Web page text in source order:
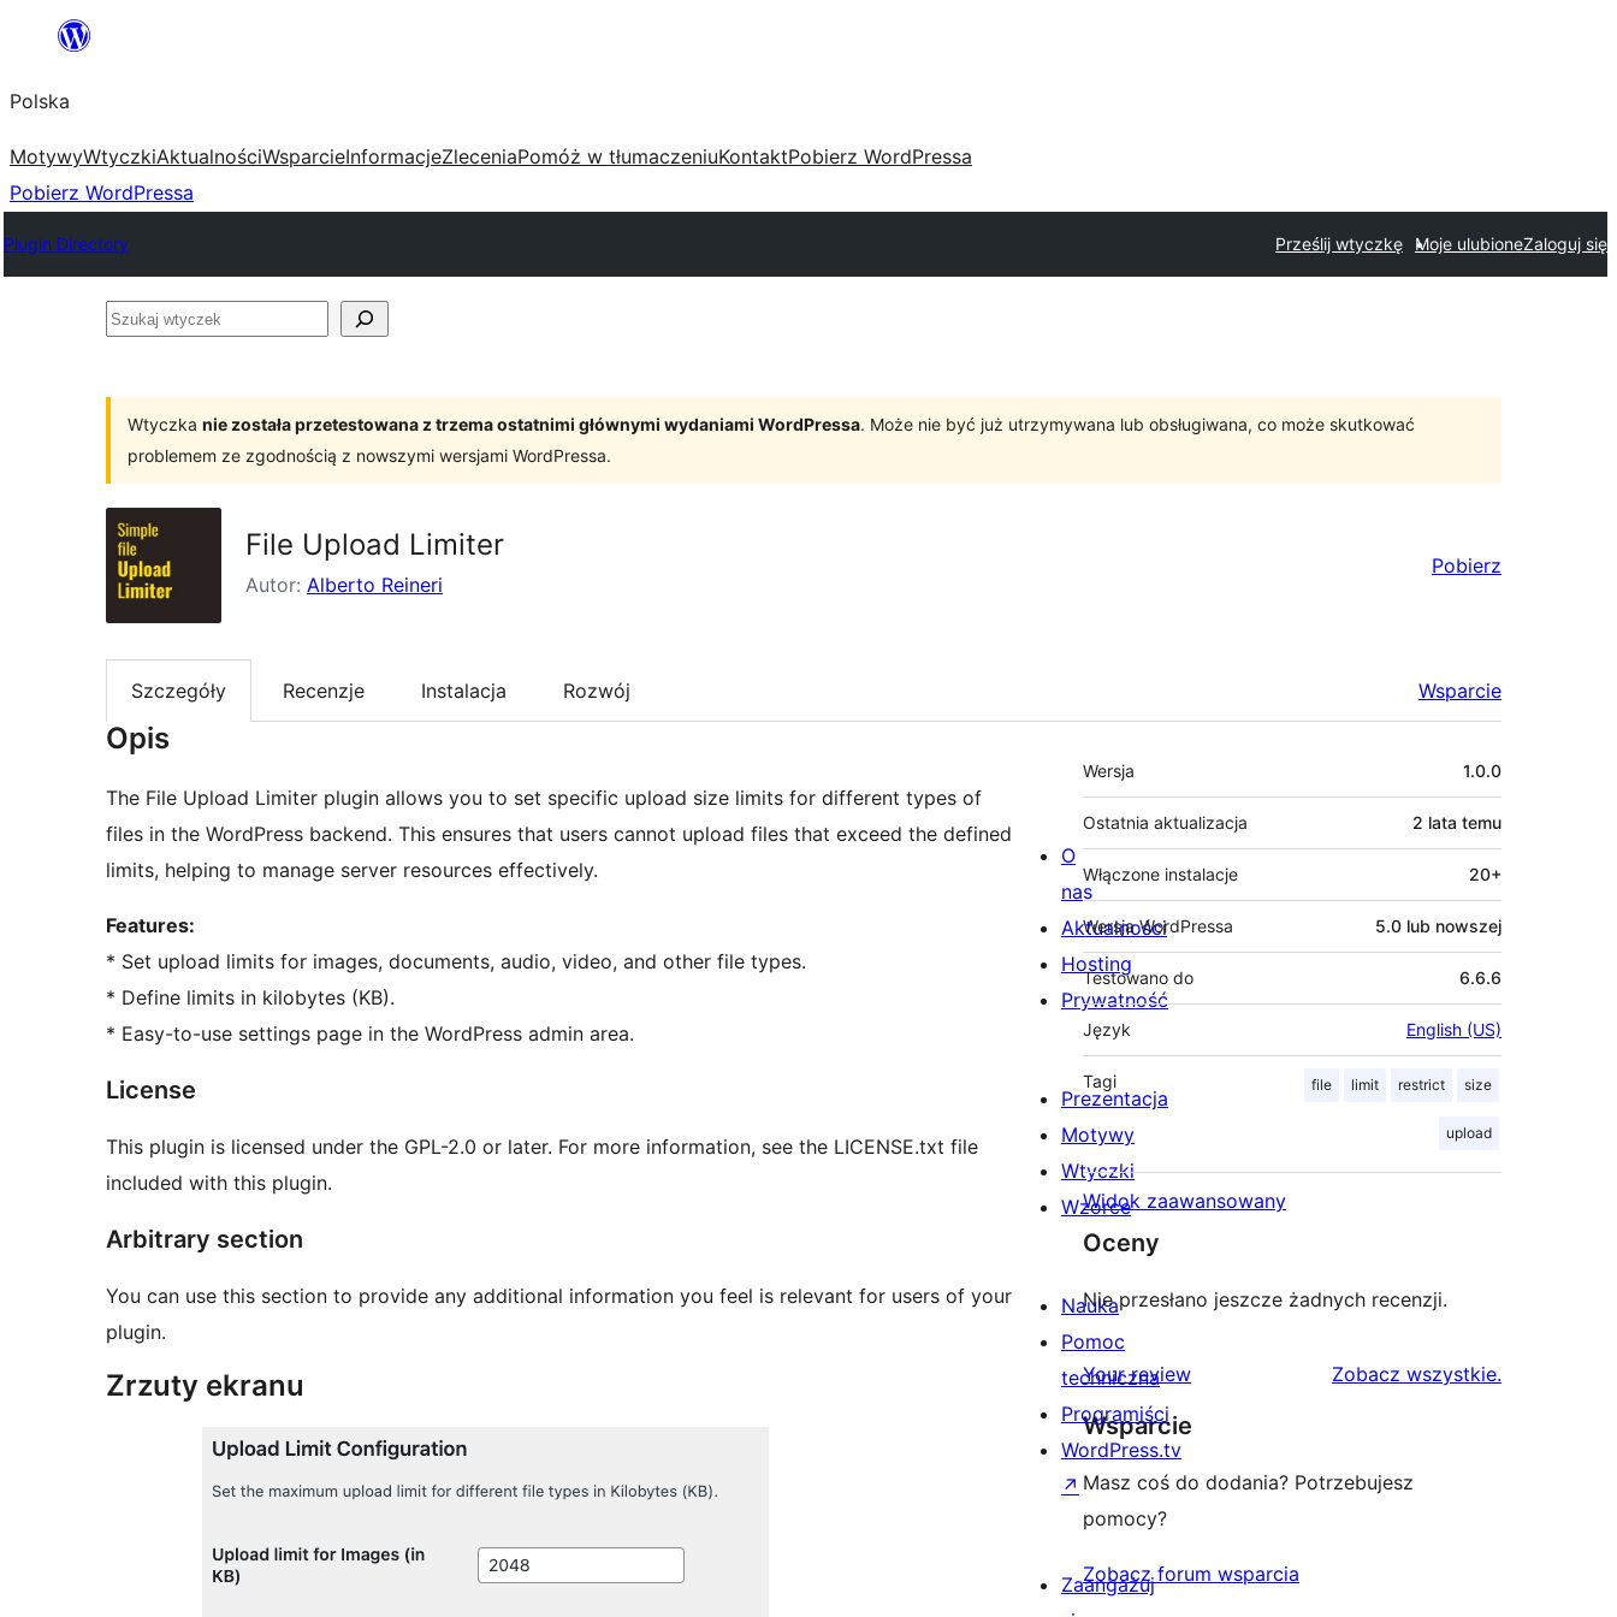
Przejdź
treści
Polska
MotywyWtyczkiAktualnościWsparcieInformacjeZleceniaPomóż w tłumaczeniuKontaktPobierz WordPressa
Pobierz WordPressa
Plugin Directory Prześlij wtyczkę Moje ulubioneZaloguj się
Szukaj
Wtyczka nie została przetestowana z trzema ostatnimi głównymi wydaniami WordPressa. Może nie być już utrzymywana lub obsługiwana, co może skutkować
problemem ze zgodnością z nowszymi wersjami WordPressa.
File Upload Limiter
Autor: Alberto Reineri
Pobierz
Szczegóły Recenzje Instalacja Rozwój Wsparcie
Opis
The File Upload Limiter plugin allows you to set specific upload size limits for different types of
files in the WordPress backend. This ensures that users cannot upload files that exceed the defined
limits, helping to manage server resources effectively.
Features:
* Set upload limits for images, documents, audio, video, and other file types.
* Define limits in kilobytes (KB).
* Easy-to-use settings page in the WordPress admin area.
License
This plugin is licensed under the GPL-2.0 or later. For more information, see the LICENSE.txt file
included with this plugin.
Arbitrary section
You can use this section to provide any additional information you feel is relevant for users of your
plugin.
Zrzuty ekranu
Meta
Wersja 1.0.0
Ostatnia aktualizacja 2 lata temu
Włączone instalacje 20+
Wersja WordPressa 5.0 lub nowszej
Testowano do 6.6.6
Język English (US)
Tagi file limit restrict size
upload
Widok zaawansowany
Oceny
Nie przesłano jeszcze żadnych recenzji.
Your review Zobacz wszystkierecenzje
.
Wsparcie
Masz coś do dodania? Potrzebujesz
pomocy?
Zobacz forum wsparcia
O
nas
Aktualności
Hosting
Prywatność
Prezentacja
Motywy
Wtyczki
Wzorce
Nauka
Pomoc
techniczna
Programiści
WordPress.tv
↗
Zaangażuj